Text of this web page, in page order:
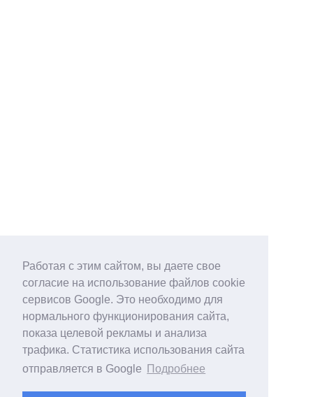
Работая с этим сайтом, вы даете свое
согласие на использование файлов cookie
сервисов Google. Это необходимо для
нормального функционирования сайта,
показа целевой рекламы и анализа
трафика. Статистика использования сайта
отправляется в Google
Подробнее